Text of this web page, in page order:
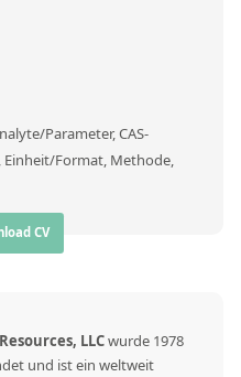
Parameter, CAS-
Format, Methode,
CV
LLCwurde 1978
und ist ein weltweit